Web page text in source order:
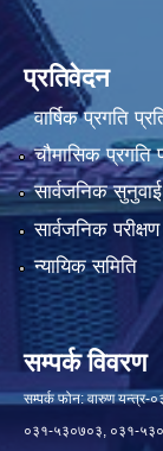
प्रतिवेदन
वार्षिक प्रगति
चौमासिक प्रगति
सार्वजनिक सुनुवाई
सार्वजनिक परीक्षण
न्यायिक समिति
सम्पर्क विवरण
सम्पर्क फोन: वारुण
०३१-५३०७०३, ०३१-